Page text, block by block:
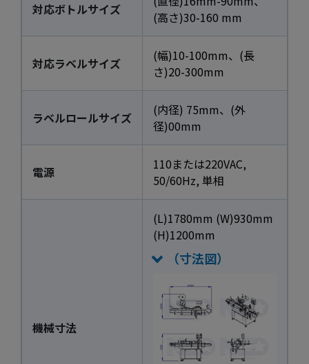
対応ボトルサイズ
(高さ)30-160 mm
対応ラベルサイズ
(幅)10-100mm、(長
さ)20-300mm
ラベルロールサイズ
(内径) 75mm、(外
径)00mm
電源
110または220VAC,
50/60Hz, 単相
機械寸法
(L)1780mm (W)930mm
(H)1200mm
（寸法図）